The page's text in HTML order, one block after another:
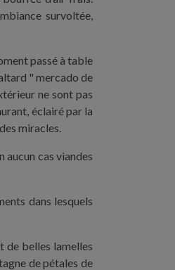
survoltée,
passé à table
" mercado de
ne sont pas
éclairé par la
miracles.
cas viandes
dans lesquels
de belles lamelles
de pétales de